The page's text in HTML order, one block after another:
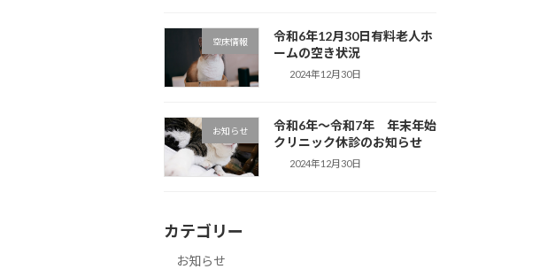
空床情報
令和6年12月30日有料老人ホ
ームの空き状況
2024年12月30日
お知らせ
令和6年〜令和7年 年末年始
クリニック休診のお知らせ
2024年12月30日
カテゴリー
お知らせ